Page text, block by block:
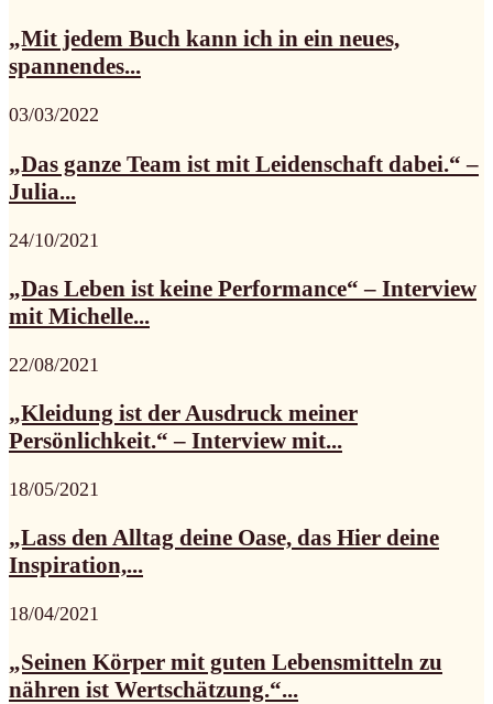
„Mit jedem Buch kann ich in ein neues,
spannendes...
03/03/2022
„Das ganze Team ist mit Leidenschaft dabei.“ –
Julia...
24/10/2021
„Das Leben ist keine Performance“ – Interview
mit Michelle...
22/08/2021
„Kleidung ist der Ausdruck meiner
Persönlichkeit.“ – Interview mit...
18/05/2021
„Lass den Alltag deine Oase, das Hier deine
Inspiration,...
18/04/2021
„Seinen Körper mit guten Lebensmitteln zu
nähren ist Wertschätzung.“...